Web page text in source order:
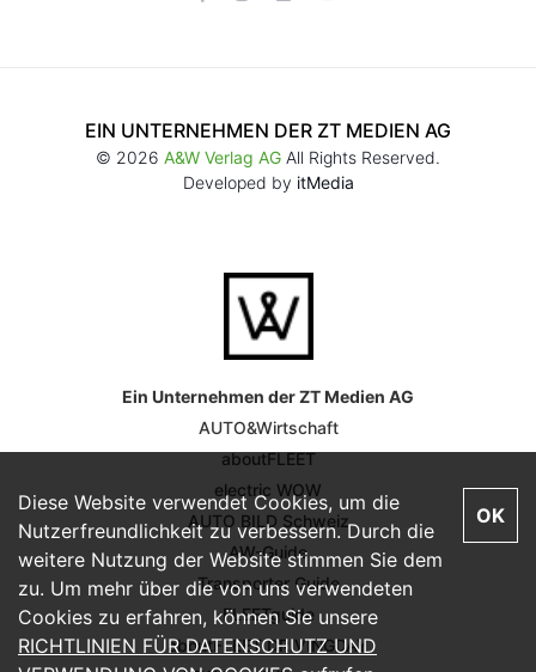
Diese Website verwendet Cookies, um die
Nutzerfreundlichkeit zu verbessern. Durch die
weitere Nutzung der Website stimmen Sie dem
zu. Um mehr über die von uns verwendeten
Cookies zu erfahren, können Sie unsere
RICHTLINIEN FÜR DATENSCHUTZ UND
OK
EIN UNTERNEHMEN DER ZT MEDIEN AG
© 2026 A&W Verlag AG All Rights Reserved.
Developed by itMedia
Ein Unternehmen der ZT Medien AG
AUTO&Wirtschaft
aboutFLEET
electric WOW
AUTO BILD Schweiz
AW-Guide
Transporter Guide
FLEETguide
aboutFLEET DRIVINGDAY